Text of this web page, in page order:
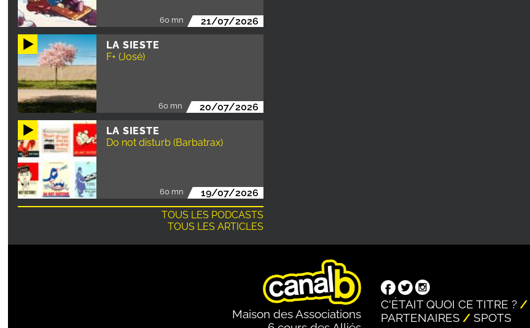
60 mn 21/07/2026
LA SIESTE
F+ (José)
60 mn 20/07/2026
LA SIESTE
Do not disturb (Barbatrax)
60 mn
19/07/2026
TOUS LES PODCASTS
TOUS LES ARTICLES
Maison des Associations
C'ÉTAIT QUOI CE TITRE ?
PARTENAIRES
SPOTS